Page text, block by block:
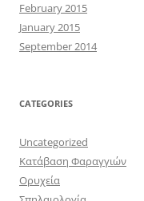
February 2015
January 2015
September 2014
CATEGORIES
Uncategorized
Κατάβαση Φαραγγιών
Ορυχεία